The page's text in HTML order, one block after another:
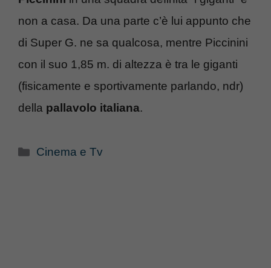
non a casa. Da una parte c’è lui appunto che
di Super G. ne sa qualcosa, mentre Piccinini
con il suo 1,85 m. di altezza è tra le giganti
(fisicamente e sportivamente parlando, ndr)
della pallavolo italiana.
Categorie
Cinema e Tv